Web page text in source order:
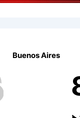
Buenos Aires